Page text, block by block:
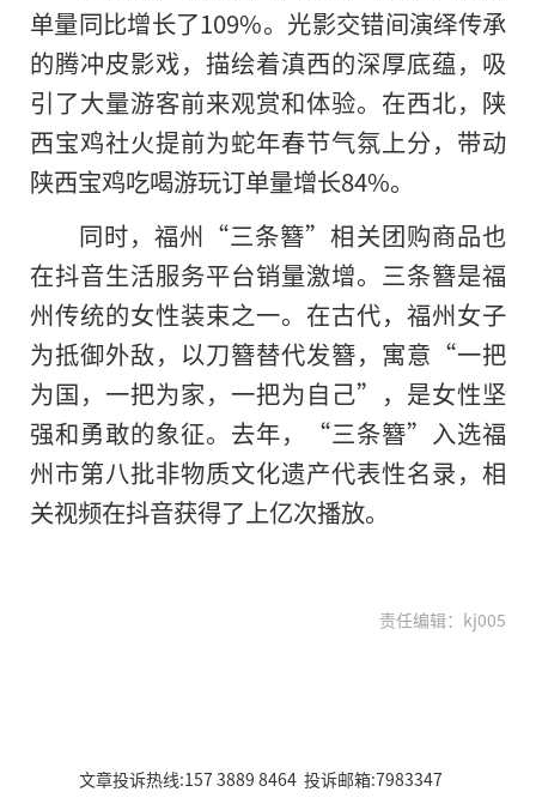
单量同比增长了109%。光影交错间演绎传承
的腾冲皮影戏，描绘着滇西的深厚底蕴，吸
引了大量游客前来观赏和体验。在西北，陕
西宝鸡社火提前为蛇年春节气氛上分，带动
陕西宝鸡吃喝游玩订单量增长84%。
同时，福州“三条簪”相关团购商品也
在抖音生活服务平台销量激增。三条簪是福
州传统的女性装束之一。在古代，福州女子
为抵御外敌，以刀簪替代发簪，寓意“一把
为国，一把为家，一把为自己”，是女性坚
强和勇敢的象征。去年，“三条簪”入选福
州市第八批非物质文化遗产代表性名录，相
关视频在抖音获得了上亿次播放。
责任编辑：kj005
文章投诉热线:157 3889 8464 投诉邮箱:7983347